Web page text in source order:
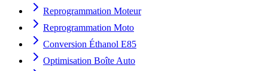
Reprogrammation Moteur
Reprogrammation Moto
Conversion Éthanol E85
Optimisation Boîte Auto